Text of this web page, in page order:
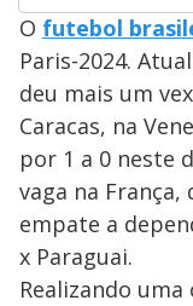
O futebol
Paris-2024.
deu mais um
Caracas, na
por 1 a 0 neste
vaga na
empate a
x Paraguai.
Realizando